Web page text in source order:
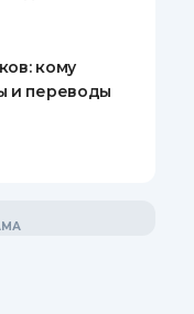
кому
и переводы